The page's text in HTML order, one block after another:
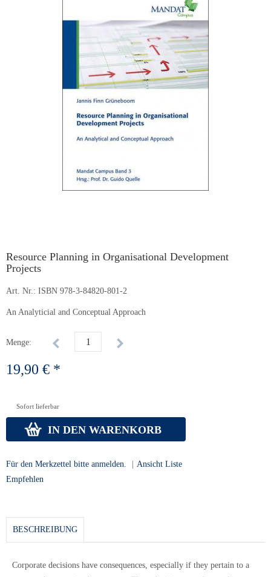
Resource Planning in Organisational Development
Projects
Art. Nr.: ISBN 978-3-84820-801-2
An Analyticial and Conceptual Approach
Menge:
19,90 € *
Sofort lieferbar
IN DEN WARENKORB
Für den Merkzettel bitte anmelden.
Ansicht Liste
Empfehlen
BESCHREIBUNG
Corporate decisions have consequences, especially if they pertain to a